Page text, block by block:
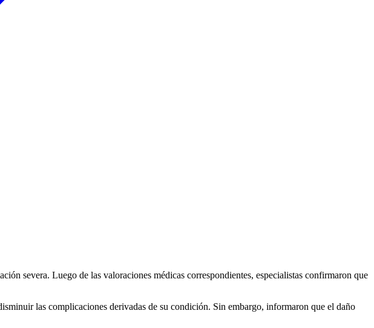
severa. Luego de las valoraciones médicas correspondientes, especialistas confirmaron que
las complicaciones derivadas de su condición. Sin embargo, informaron que el daño